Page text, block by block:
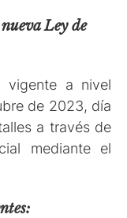
Ley de
vigente a nivel
de 2023, día
a través de
mediante el